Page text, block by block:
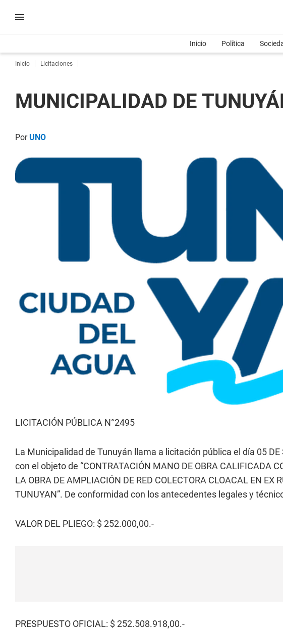
Inicio Política
Inicio Licitaciones
MUNICIPALIDAD DE
PorUNO
LICITACIÓN PÚBLICA N°2495
La Municipalidad de Tunuyán llama a licitación pública el día 05 DE
con el objeto de “CONTRATACIÓN MANO DE OBRA CALIFICADA
LA OBRA DE AMPLIACIÓN DE RED COLECTORA CLOACAL EN EX
TUNUYAN”. De conformidad con los antecedentes legales y
VALOR DEL PLIEGO: $ 252.000,00.-
PRESPUESTO OFICIAL: $ 252.508.918,00.-